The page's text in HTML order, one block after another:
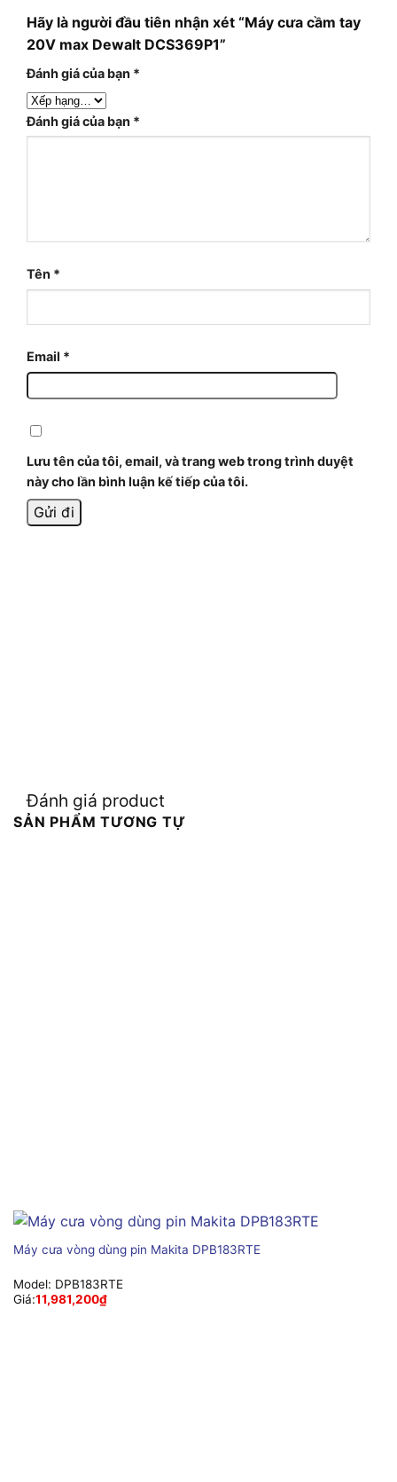
Hãy là người đầu tiên nhận xét “Máy cưa cầm tay
20V max Dewalt DCS369P1”
Đánh giá của bạn *
Đánh giá của bạn *
Tên *
Email *
Lưu tên của tôi, email, và trang web trong trình duyệt
này cho lần bình luận kế tiếp của tôi.
Đánh giá product
SẢN PHẨM TƯƠNG TỰ
Máy cưa vòng dùng pin Makita DPB183RTE
Model: DPB183RTE
Giá:11,981,200₫